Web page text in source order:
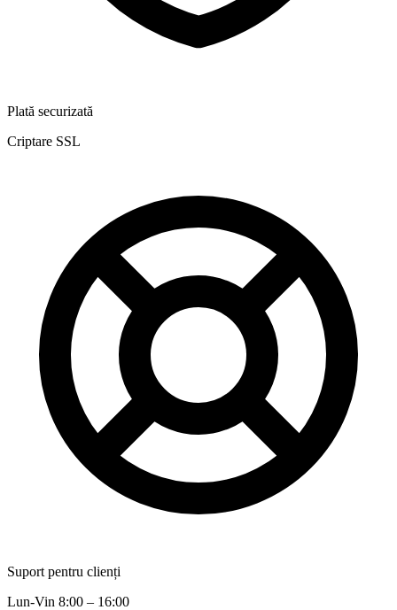
Plată securizată
Criptare SSL
Suport pentru clienți
Lun-Vin 8:00 – 16:00